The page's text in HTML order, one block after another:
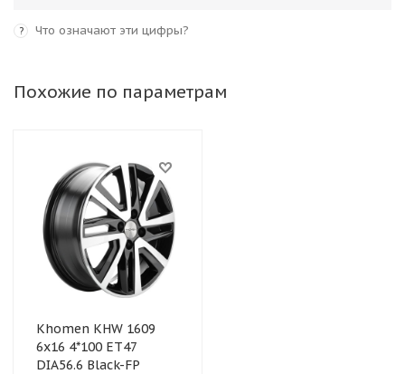
? Что означают эти цифры?
Похожие по параметрам
Khomen KHW 1609
6x16 4*100 ET47
DIA56.6 Black-FP